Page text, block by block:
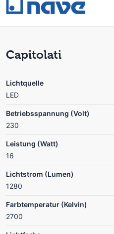
Capitolati
Lichtquelle
LED
Betriebsspannung (Volt)
230
Leistung (Watt)
16
Lichtstrom (Lumen)
1280
Farbtemperatur (Kelvin)
2700